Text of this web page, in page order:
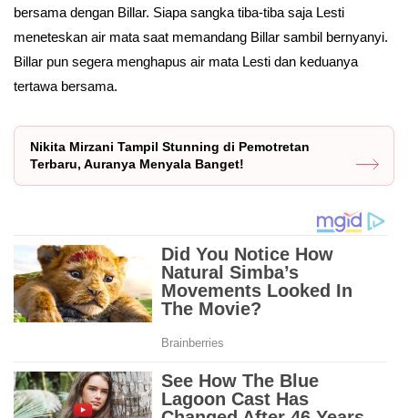
bersama dengan Billar. Siapa sangka tiba-tiba saja Lesti
meneteskan air mata saat memandang Billar sambil bernyanyi.
Billar pun segera menghapus air mata Lesti dan keduanya
tertawa bersama.
Nikita Mirzani Tampil Stunning di Pemotretan
Terbaru, Auranya Menyala Banget!